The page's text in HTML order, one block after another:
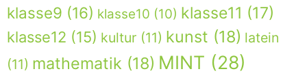
klasse9 (16) klasse10 (10) klasse11 (17)
klasse12 (15) kultur (11) kunst (18) latein
(11) mathematik (18) MINT (28)